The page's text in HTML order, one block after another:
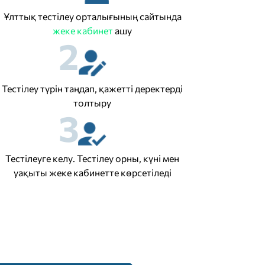
Ұлттық тестілеу орталығының сайтында
жеке кабинет ашу
2
Тестілеу түрін таңдап, қажетті деректерді
толтыру
3
Тестілеуге келу. Тестілеу орны, күні мен
уақыты жеке кабинетте көрсетіледі